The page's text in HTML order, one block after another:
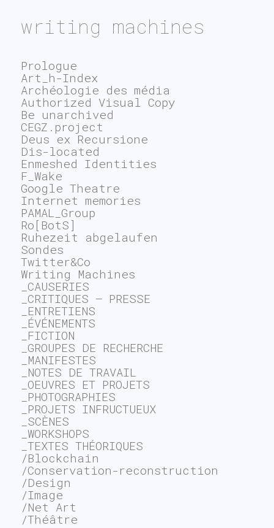
writing machines
Prologue
Art_h-Index
Archéologie des média
Authorized Visual Copy
Be unarchived
CEGZ.project
Deus ex Recursione
Dis-located
Enmeshed Identities
F_Wake
Google Theatre
Internet memories
PAMAL_Group
Ro[BotS]
Ruhezeit abgelaufen
Sondes
Twitter&Co
Writing Machines
_CAUSERIES
_CRITIQUES – PRESSE
_ENTRETIENS
_ÉVÉNEMENTS
_FICTION
_GROUPES DE RECHERCHE
_MANIFESTES
_NOTES DE TRAVAIL
_OEUVRES ET PROJETS
_PHOTOGRAPHIES
_PROJETS INFRUCTUEUX
_SCÈNES
_WORKSHOPS
_TEXTES THÉORIQUES
/Blockchain
/Conservation-reconstruction
/Design
/Image
/Net Art
/Théâtre